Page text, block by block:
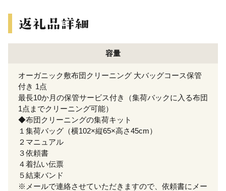
容量
オーガニック敷布団クリーニング 大バッグコース保管
付き 1点
最長10か月の保管サービス付き（集荷バックに入る布団
1点までクリーニング可能）
◆布団クリーニングの集荷キット
１集荷バッグ（横102×縦65×高さ45cm）
２マニュアル
３依頼書
４着払い伝票
５結束バンド
※メールで連絡させていただきますので、依頼書にメー